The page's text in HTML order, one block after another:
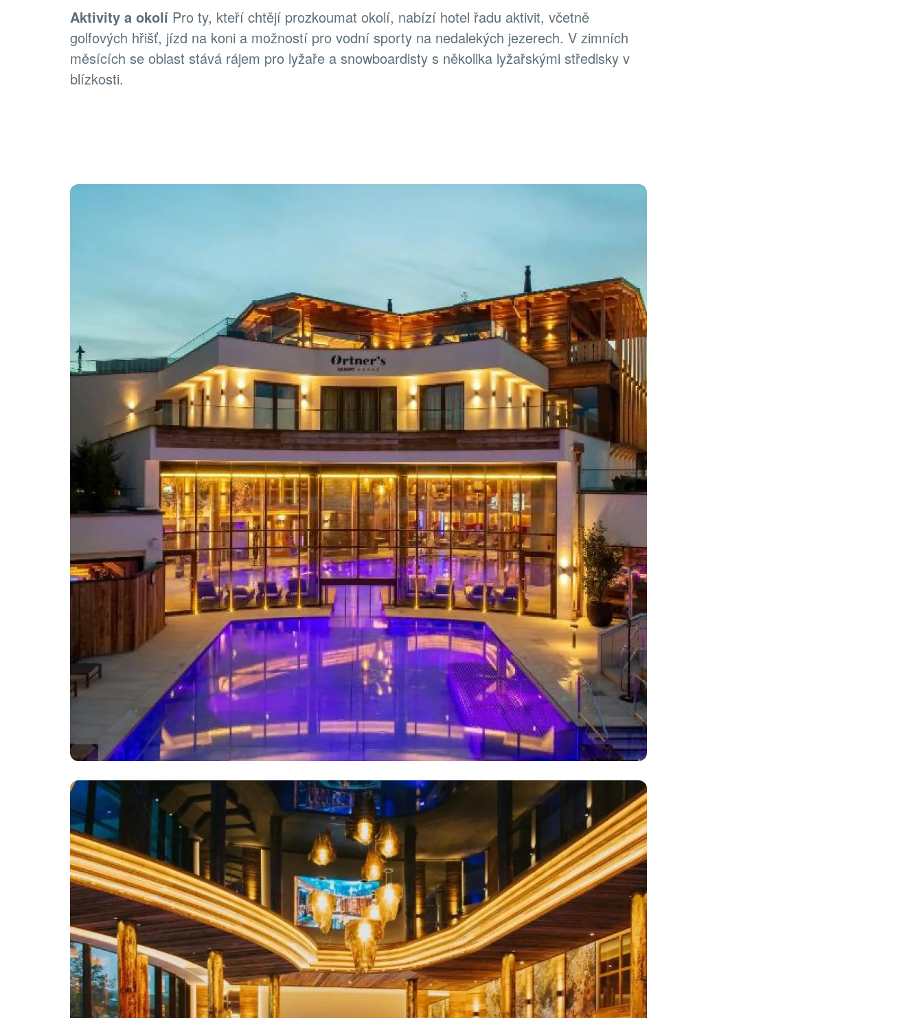
Aktivity a okolí Pro ty, kteří chtějí prozkoumat okolí, nabízí hotel řadu aktivit, včetně
golfových hřišť, jízd na koni a možností pro vodní sporty na nedalekých jezerech. V zimních
měsících se oblast stává rájem pro lyžaře a snowboardisty s několika lyžařskými středisky v
blízkosti.